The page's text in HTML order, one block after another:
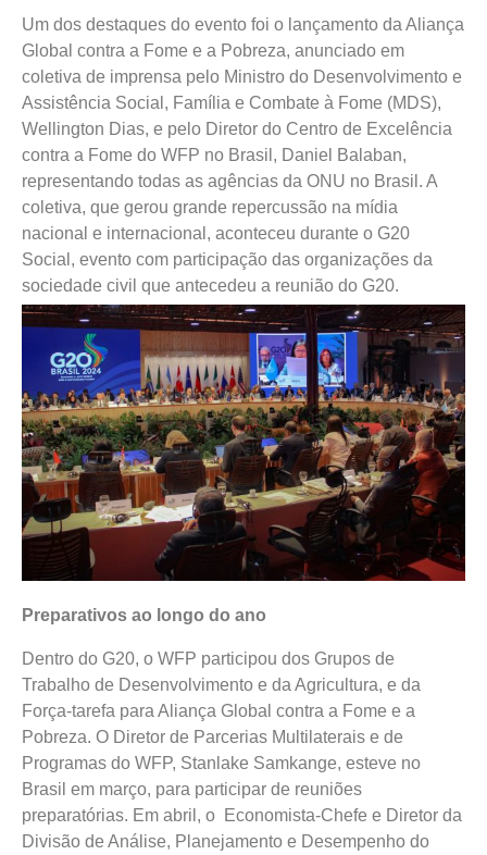
Um dos destaques do evento foi o lançamento da Aliança
Global contra a Fome e a Pobreza, anunciado em
coletiva de imprensa pelo Ministro do Desenvolvimento e
Assistência Social, Família e Combate à Fome (MDS),
Wellington Dias, e pelo Diretor do Centro de Excelência
contra a Fome do WFP no Brasil, Daniel Balaban,
representando todas as agências da ONU no Brasil. A
coletiva, que gerou grande repercussão na mídia
nacional e internacional, aconteceu durante o G20
Social, evento com participação das organizações da
sociedade civil que antecedeu a reunião do G20.
Preparativos ao longo do ano
Dentro do G20, o WFP participou dos Grupos de
Trabalho de Desenvolvimento e da Agricultura, e da
Força-tarefa para Aliança Global contra a Fome e a
Pobreza. O Diretor de Parcerias Multilaterais e de
Programas do WFP, Stanlake Samkange, esteve no
Brasil em março, para participar de reuniões
preparatórias. Em abril, o Economista-Chefe e Diretor da
Divisão de Análise, Planejamento e Desempenho do